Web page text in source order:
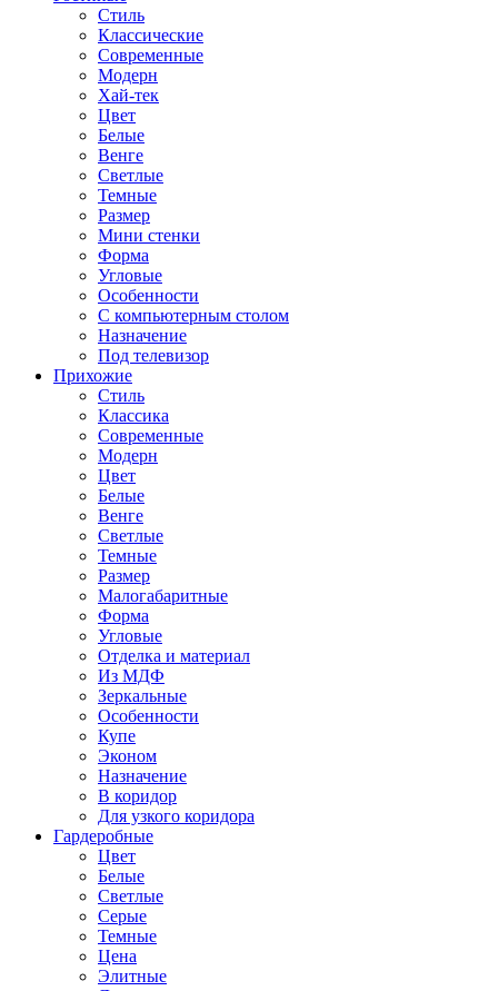
Стиль
Классические
Современные
Модерн
Хай-тек
Цвет
Белые
Венге
Светлые
Темные
Размер
Мини стенки
Форма
Угловые
Особенности
С компьютерным столом
Назначение
Под телевизор
Прихожие
Стиль
Классика
Современные
Модерн
Цвет
Белые
Венге
Светлые
Темные
Размер
Малогабаритные
Форма
Угловые
Отделка и материал
Из МДФ
Зеркальные
Особенности
Купе
Эконом
Назначение
В коридор
Для узкого коридора
Гардеробные
Цвет
Белые
Светлые
Серые
Темные
Цена
Элитные